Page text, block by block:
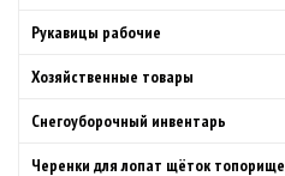
Рукавицы рабочие
Хозяйственные товары
Снегоуборочный инвентарь
Черенки для лопат щёток топорище